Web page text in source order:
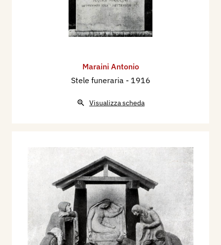
Maraini Antonio
Stele funeraria - 1916
Visualizza scheda